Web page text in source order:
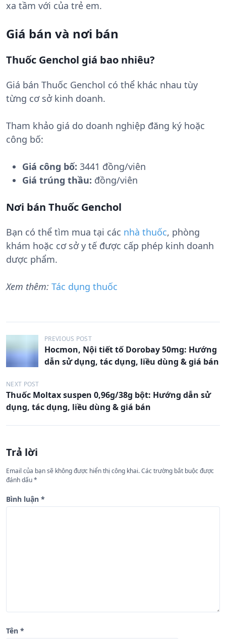
xa tầm với của trẻ em.
Giá bán và nơi bán
Thuốc Genchol giá bao nhiêu?
Giá bán Thuốc Genchol có thể khác nhau tùy
từng cơ sở kinh doanh.
Tham khảo giá do doanh nghiệp đăng ký hoặc
công bố:
Giá công bố: 3441 đồng/viên
Giá trúng thầu: đồng/viên
Nơi bán Thuốc Genchol
Bạn có thể tìm mua tại các nhà thuốc, phòng
khám hoặc cơ sở y tế được cấp phép kinh doanh
dược phẩm.
Xem thêm: Tác dụng thuốc
Đ
i
ề
u
h
ư
n
b
à
i
PREVIOUS POST
Hocmon, Nội tiết tố Dorobay 50mg: Hướng
dẫn sử dụng, tác dụng, liều dùng & giá bán
NEXT POST
Thuốc Moltax suspen 0,96g/38g bột: Hướng dẫn sử
dụng, tác dụng, liều dùng & giá bán
Trả lời
Email của bạn sẽ không được hiển thị công khai.Các trường bắt buộc được
đánh dấu*
Bình luận *
Tên *